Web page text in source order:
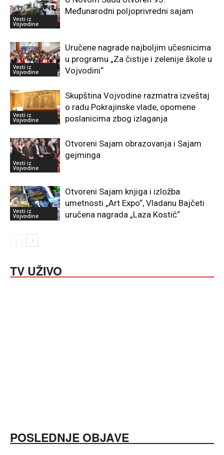
Vesti iz
Vojvodine
Međunarodni poljoprivredni sajam
Vesti iz
Vojvodine
Uručene nagrade najboljim učesnicima
u programu „Za čistije i zelenije škole u
Vojvodini“
Vesti iz
Vojvodine
Skupština Vojvodine razmatra izveštaj
o radu Pokrajinske vlade, opomene
poslanicima zbog izlaganja
Vesti iz
Vojvodine
Otvoreni Sajam obrazovanja i Sajam
gejminga
Vesti iz
Vojvodine
Otvoreni Sajam knjiga i izložba
umetnosti „Art Expo“, Vladanu Bajčeti
uručena nagrada „Laza Kostić“
TV UŽIVO
POSLEDNJE OBJAVE